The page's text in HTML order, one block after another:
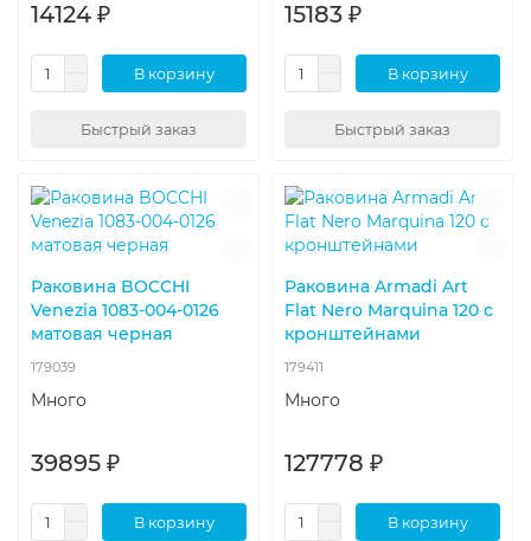
14124 ₽
В корзину
Быстрый заказ
15183 ₽
В корзину
Быстрый заказ
Раковина BOCCHI
Venezia 1083-004-0126
матовая черная
179039
Много
39895 ₽
В корзину
Раковина Armadi Art
Flat Nero Marquina 120 с
кронштейнами
179411
Много
127778 ₽
В корзину